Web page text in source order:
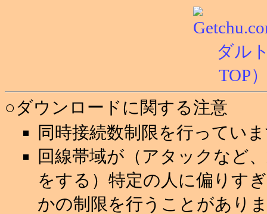
○ダウンロードに関する注意
同時接続数制限を行ってい
回線帯域が（アタックなど
をする）特定の人に偏りす
かの制限を行うことがあり